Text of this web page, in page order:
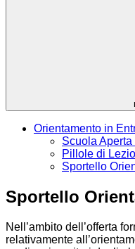
Orientamento in
Scuola
Pillole di
Sportello
Sportello
Nell’ambito dell’offerta
relativamente